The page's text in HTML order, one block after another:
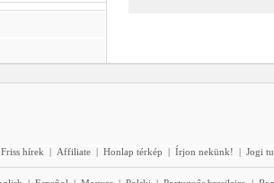
Friss hírek | Affiliate | Honlap térkép | Írjon nekünk! | Jogi